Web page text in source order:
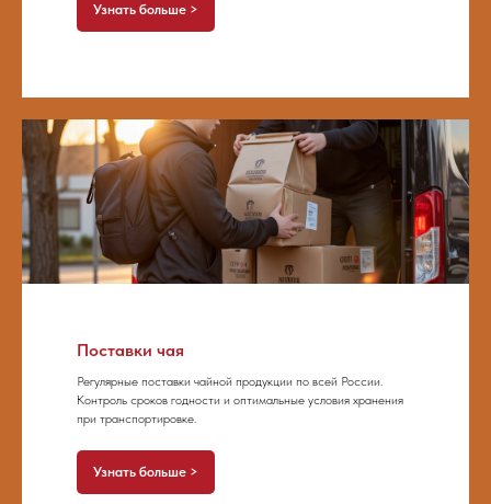
Узнать больше >
Поставки чая
Регулярные поставки чайной продукции по всей России.
Контроль сроков годности и оптимальные условия хранения
при транспортировке.
Узнать больше >